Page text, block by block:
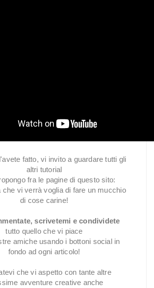
fatto, vi invito a guardare tutti gli
altri tutorial
fra le pagine di questo sito:
che vi verrà voglia di fare un mucchio
di cose carine!
scrivetemi e condividete
tutto quello che vi piace
amiche usando i bottoni social in
fondo ad ogni articolo!
che vi aspetto con tante altre
avventure creative anche